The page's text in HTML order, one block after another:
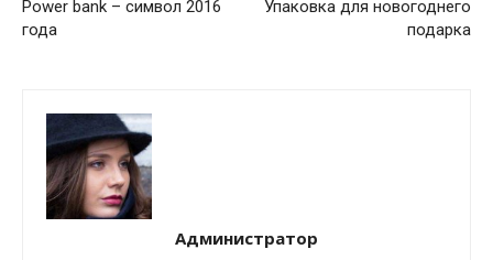
Power bank – символ 2016
года
Упаковка для новогоднего
подарка
Администратор